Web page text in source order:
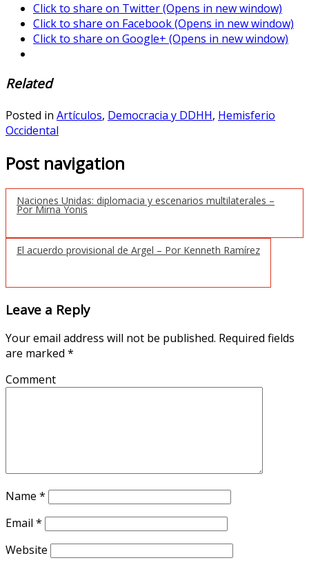
Click to share on Twitter (Opens in new window)
Click to share on Facebook (Opens in new window)
Click to share on Google+ (Opens in new window)
Related
Posted in Artículos, Democracia y DDHH, Hemisferio
Occidental
Post navigation
Naciones Unidas: diplomacia y escenarios multilaterales –
Por Mirna Yonis
El acuerdo provisional de Argel – Por Kenneth Ramírez
Leave a Reply
Your email address will not be published. Required fields
are marked *
Comment
Name *
Email *
Website